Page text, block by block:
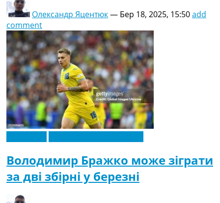
Олександр Яцентюк— Бер 18, 2025, 15:50add
comment
Володимир Бражко може зіграти
за дві збірні у березні